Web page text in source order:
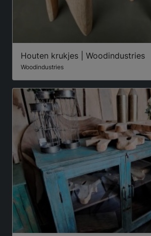
Houten krukjes | Woodindustries
Woodindustries